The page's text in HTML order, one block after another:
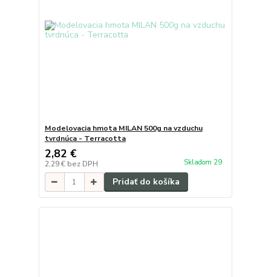
Modelovacia hmota MILAN 500g na vzduchu
tvrdnúca - Terracotta
2,82 €
2,29 € bez DPH Skladom 29
Pridať do košíka